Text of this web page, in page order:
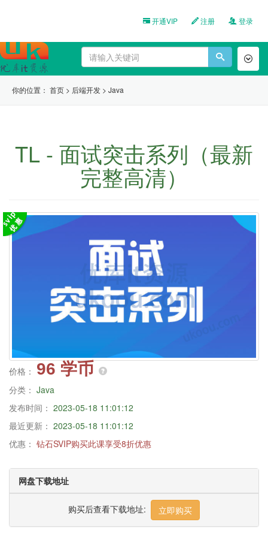
开通VIP 注册 登录
你的位置： 首页 > 后端开发 > Java
TL - 面试突击系列（最新
完整高清）
价格： 96 学币
分类： Java
发布时间： 2023-05-18 11:01:12
最近更新： 2023-05-18 11:01:12
优惠： 钻石SVIP购买此课享受8折优惠
网盘下载地址
购买后查看下载地址: 立即购买